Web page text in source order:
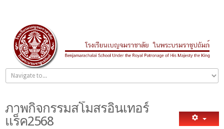
ภาพกิจกรรมสโมสรอินเทอร์
แร็ค2568